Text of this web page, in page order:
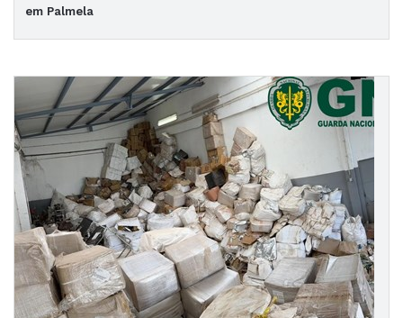
em Palmela